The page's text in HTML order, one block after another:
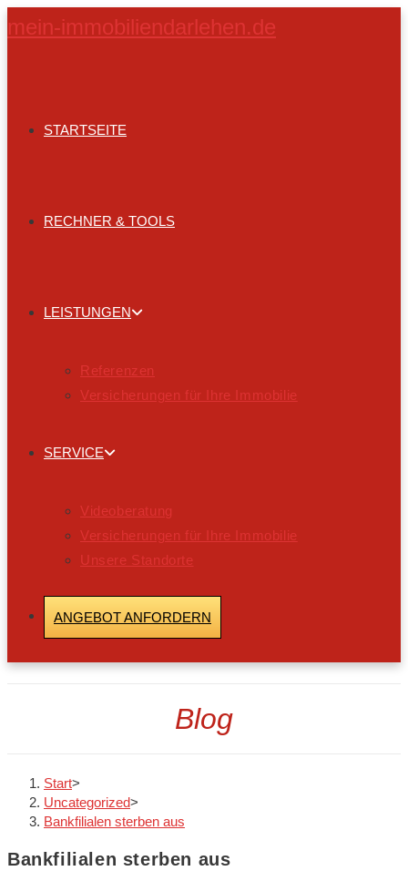
Inhalt
mein-immobiliendarlehen.de
STARTSEITE
RECHNER & TOOLS
LEISTUNGEN
Referenzen
Versicherungen für Ihre Immobilie
SERVICE
Videoberatung
Versicherungen für Ihre Immobilie
Unsere Standorte
ANGEBOT ANFORDERN
Blog
Start>
Uncategorized>
Bankfilialen sterben aus
Bankfilialen sterben aus